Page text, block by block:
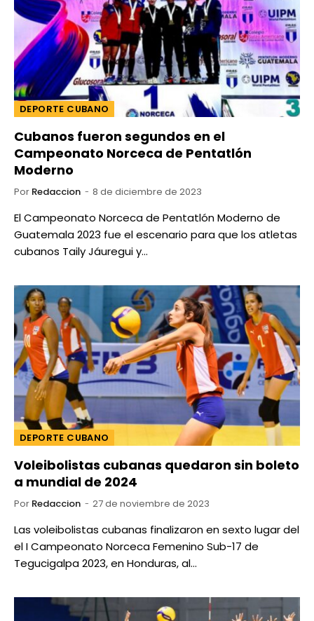
DEPORTE CUBANO
Cubanos fueron segundos en el
Campeonato Norceca de Pentatlón
Moderno
Por Redaccion 8 de diciembre de 2023
El Campeonato Norceca de Pentatlón Moderno de
Guatemala 2023 fue el escenario para que los atletas
cubanos Taily Jáuregui y…
DEPORTE CUBANO
Voleibolistas cubanas quedaron sin boleto
a mundial de 2024
Por Redaccion 27 de noviembre de 2023
Las voleibolistas cubanas finalizaron en sexto lugar del
el I Campeonato Norceca Femenino Sub-17 de
Tegucigalpa 2023, en Honduras, al…